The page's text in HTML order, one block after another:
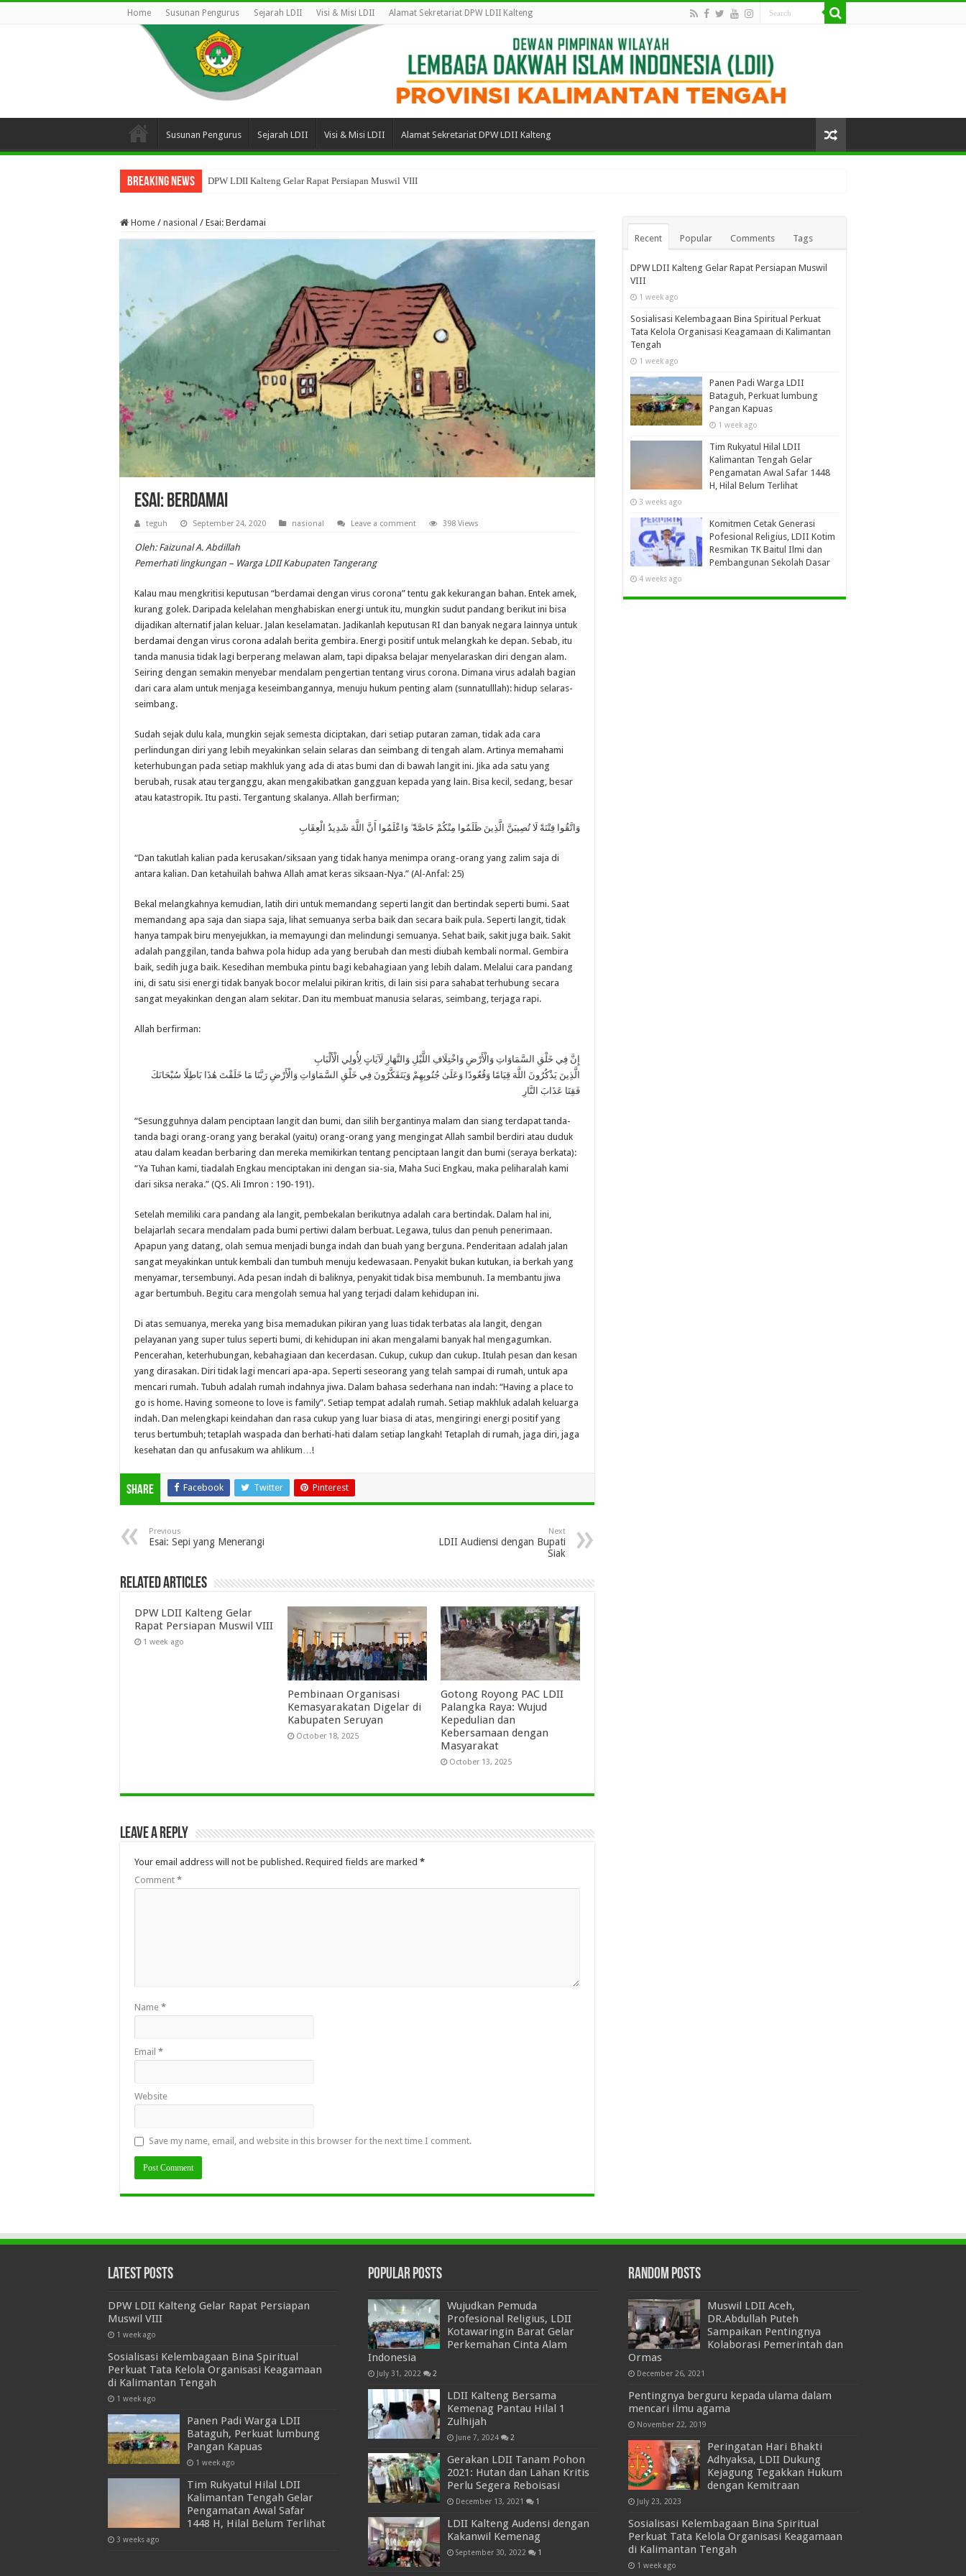
Home Susunan Pengurus Sejarah LDII Visi & Misi LDII Alamat Sekretariat DPW LDII Kalteng
Susunan Pengurus Sejarah LDII Visi & Misi LDII Alamat Sekretariat DPW LDII Kalteng
Breaking News DPW LDII Kalteng Gelar Rapat Persiapan Muswil VIII
Home / nasional / Esai: Berdamai
Esai: Berdamai
teguh September 24, 2020 nasional Leave a comment 398 Views
Oleh: Faizunal A. Abdillah
Pemerhati lingkungan – Warga LDII Kabupaten Tangerang
Kalau mau mengkritisi keputusan “berdamai dengan virus corona” tentu gak kekurangan bahan. Entek amek,
kurang golek. Daripada kelelahan menghabiskan energi untuk itu, mungkin sudut pandang berikut ini bisa
dijadikan alternatif jalan keluar. Jalan keselamatan. Jadikanlah keputusan RI dan banyak negara lainnya untuk
berdamai dengan virus corona adalah berita gembira. Energi positif untuk melangkah ke depan. Sebab, itu
tanda manusia tidak lagi berperang melawan alam, tapi dipaksa belajar menyelaraskan diri dengan alam.
Seiring dengan semakin menyebar mendalam pengertian tentang virus corona. Dimana virus adalah bagian
dari cara alam untuk menjaga keseimbangannya, menuju hukum penting alam (sunnatulllah): hidup selaras-
seimbang.
Sudah sejak dulu kala, mungkin sejak semesta diciptakan, dari setiap putaran zaman, tidak ada cara
perlindungan diri yang lebih meyakinkan selain selaras dan seimbang di tengah alam. Artinya memahami
keterhubungan pada setiap makhluk yang ada di atas bumi dan di bawah langit ini. Jika ada satu yang
berubah, rusak atau terganggu, akan mengakibatkan gangguan kepada yang lain. Bisa kecil, sedang, besar
atau katastropik. Itu pasti. Tergantung skalanya. Allah berfirman;
وَاتَّقُوا فِتْنَةً لَا تُصِيبَنَّ الَّذِينَ ظَلَمُوا مِنْكُمْ خَاصَّةً ۖ وَاعْلَمُوا أَنَّ اللَّهَ شَدِيدُ الْعِقَابِ
“Dan takutlah kalian pada kerusakan/siksaan yang tidak hanya menimpa orang-orang yang zalim saja di
antara kalian. Dan ketahuilah bahwa Allah amat keras siksaan-Nya.” (Al-Anfal: 25)
Bekal melangkahnya kemudian, latih diri untuk memandang seperti langit dan bertindak seperti bumi. Saat
memandang apa saja dan siapa saja, lihat semuanya serba baik dan secara baik pula. Seperti langit, tidak
hanya tampak biru menyejukkan, ia memayungi dan melindungi semuanya. Sehat baik, sakit juga baik. Sakit
adalah panggilan, tanda bahwa pola hidup ada yang berubah dan mesti diubah kembali normal. Gembira
baik, sedih juga baik. Kesedihan membuka pintu bagi kebahagiaan yang lebih dalam. Melalui cara pandang
ini, di satu sisi energi tidak banyak bocor melalui pikiran kritis, di lain sisi para sahabat terhubung secara
sangat meyakinkan dengan alam sekitar. Dan itu membuat manusia selaras, seimbang, terjaga rapi.
Allah berfirman:
إِنَّ فِي خَلْقِ السَّمَاوَاتِ وَالْأَرْضِ وَاخْتِلَافِ اللَّيْلِ وَالنَّهَارِ لَآيَاتٍ لِأُولِي الْأَلْبَابِ
الَّذِينَ يَذْكُرُونَ اللَّهَ قِيَامًا وَقُعُودًا وَعَلَىٰ جُنُوبِهِمْ وَيَتَفَكَّرُونَ فِي خَلْقِ السَّمَاوَاتِ وَالْأَرْضِ رَبَّنَا مَا خَلَقْتَ هَٰذَا بَاطِلًا سُبْحَانَكَ
فَقِنَا عَذَابَ النَّارِ
“Sesungguhnya dalam penciptaan langit dan bumi, dan silih bergantinya malam dan siang terdapat tanda-
tanda bagi orang-orang yang berakal (yaitu) orang-orang yang mengingat Allah sambil berdiri atau duduk
atau dalam keadan berbaring dan mereka memikirkan tentang penciptaan langit dan bumi (seraya berkata):
“Ya Tuhan kami, tiadalah Engkau menciptakan ini dengan sia-sia, Maha Suci Engkau, maka peliharalah kami
dari siksa neraka.” (QS. Ali Imron : 190-191).
Setelah memiliki cara pandang ala langit, pembekalan berikutnya adalah cara bertindak. Dalam hal ini,
belajarlah secara mendalam pada bumi pertiwi dalam berbuat. Legawa, tulus dan penuh penerimaan.
Apapun yang datang, olah semua menjadi bunga indah dan buah yang berguna. Penderitaan adalah jalan
sangat meyakinkan untuk kembali dan tumbuh menuju kedewasaan. Penyakit bukan kutukan, ia berkah yang
menyamar, tersembunyi. Ada pesan indah di baliknya, penyakit tidak bisa membunuh. Ia membantu jiwa
agar bertumbuh. Begitu cara mengolah semua hal yang terjadi dalam kehidupan ini.
Di atas semuanya, mereka yang bisa memadukan pikiran yang luas tidak terbatas ala langit, dengan
pelayanan yang super tulus seperti bumi, di kehidupan ini akan mengalami banyak hal mengagumkan.
Pencerahan, keterhubungan, kebahagiaan dan kecerdasan. Cukup, cukup dan cukup. Itulah pesan dan kesan
yang dirasakan. Diri tidak lagi mencari apa-apa. Seperti seseorang yang telah sampai di rumah, untuk apa
mencari rumah. Tubuh adalah rumah indahnya jiwa. Dalam bahasa sederhana nan indah: “Having a place to
go is home. Having someone to love is family”. Setiap tempat adalah rumah. Setiap makhluk adalah keluarga
indah. Dan melengkapi keindahan dan rasa cukup yang luar biasa di atas, mengiringi energi positif yang
terus bertumbuh; tetaplah waspada dan berhati-hati dalam setiap langkah! Tetaplah di rumah, jaga diri, jaga
kesehatan dan qu anfusakum wa ahlikum…!
Share Facebook Twitter Pinterest
Previous
Esai: Sepi yang Menerangi
Next
LDII Audiensi dengan Bupati
Siak
Related Articles
DPW LDII Kalteng Gelar
Rapat Persiapan Muswil VIII
1 week ago
Pembinaan Organisasi
Kemasyarakatan Digelar di
Kabupaten Seruyan
October 18, 2025
Gotong Royong PAC LDII
Palangka Raya: Wujud
Kepedulian dan
Kebersamaan dengan
Masyarakat
October 13, 2025
Leave a Reply
Your email address will not be published. Required fields are marked *
Comment *
Name *
Email *
Website
Save my name, email, and website in this browser for the next time I comment.
Recent Popular Comments Tags
DPW LDII Kalteng Gelar Rapat Persiapan Muswil
VIII
1 week ago
Sosialisasi Kelembagaan Bina Spiritual Perkuat
Tata Kelola Organisasi Keagamaan di Kalimantan
Tengah
1 week ago
Panen Padi Warga LDII
Bataguh, Perkuat lumbung
Pangan Kapuas
1 week ago
Tim Rukyatul Hilal LDII
Kalimantan Tengah Gelar
Pengamatan Awal Safar 1448
H, Hilal Belum Terlihat
3 weeks ago
Komitmen Cetak Generasi
Pofesional Religius, LDII Kotim
Resmikan TK Baitul Ilmi dan
Pembangunan Sekolah Dasar
4 weeks ago
Latest Posts
DPW LDII Kalteng Gelar Rapat Persiapan
Muswil VIII
1 week ago
Sosialisasi Kelembagaan Bina Spiritual
Perkuat Tata Kelola Organisasi Keagamaan
di Kalimantan Tengah
1 week ago
Panen Padi Warga LDII
Bataguh, Perkuat lumbung
Pangan Kapuas
1 week ago
Tim Rukyatul Hilal LDII
Kalimantan Tengah Gelar
Pengamatan Awal Safar
1448 H, Hilal Belum Terlihat
3 weeks ago
Popular Posts
Wujudkan Pemuda
Profesional Religius, LDII
Kotawaringin Barat Gelar
Perkemahan Cinta Alam
Indonesia
July 31, 2022 2
LDII Kalteng Bersama
Kemenag Pantau Hilal 1
Zulhijah
June 7, 2024 2
Gerakan LDII Tanam Pohon
2021: Hutan dan Lahan Kritis
Perlu Segera Reboisasi
December 13, 2021 1
LDII Kalteng Audensi dengan
Kakanwil Kemenag
September 30, 2022 1
Random Posts
Muswil LDII Aceh,
DR.Abdullah Puteh
Sampaikan Pentingnya
Kolaborasi Pemerintah dan
Ormas
December 26, 2021
Pentingnya berguru kepada ulama dalam
mencari ilmu agama
November 22, 2019
Peringatan Hari Bhakti
Adhyaksa, LDII Dukung
Kejagung Tegakkan Hukum
dengan Kemitraan
July 23, 2023
Sosialisasi Kelembagaan Bina Spiritual
Perkuat Tata Kelola Organisasi Keagamaan
di Kalimantan Tengah
1 week ago